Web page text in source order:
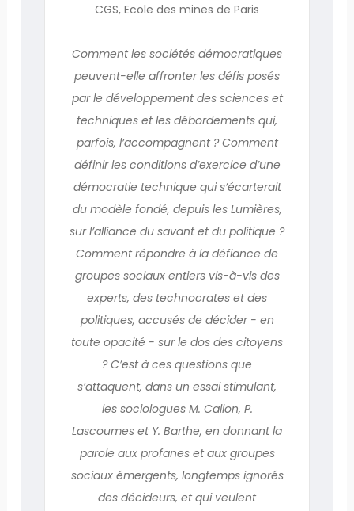
CGS, Ecole des mines de Paris
Comment les sociétés démocratiques
peuvent-elle affronter les défis posés
par le développement des sciences et
techniques et les débordements qui,
parfois, l’accompagnent ? Comment
définir les conditions d’exercice d’une
démocratie technique qui s’écarterait
du modèle fondé, depuis les Lumières,
sur l’alliance du savant et du politique ?
Comment répondre à la défiance de
groupes sociaux entiers vis-à-vis des
experts, des technocrates et des
politiques, accusés de décider - en
toute opacité - sur le dos des citoyens
? C’est à ces questions que
s’attaquent, dans un essai stimulant,
les sociologues M. Callon, P.
Lascoumes et Y. Barthe, en donnant la
parole aux profanes et aux groupes
sociaux émergents, longtemps ignorés
des décideurs, et qui veulent